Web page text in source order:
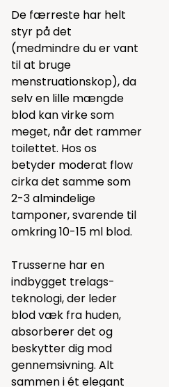
De færreste har helt
styr på det
(medmindre du er vant
til at bruge
menstruationskop), da
selv en lille mængde
blod kan virke som
meget, når det rammer
toilettet. Hos os
betyder moderat flow
cirka det samme som
2-3 almindelige
tamponer, svarende til
omkring 10-15 ml blod.
Trusserne har en
indbygget trelags-
teknologi, der leder
blod væk fra huden,
absorberer det og
beskytter dig mod
gennemsivning. Alt
sammen i ét elegant